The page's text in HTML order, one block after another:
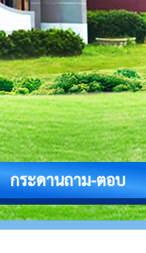
กระดานถาม-ตอบ